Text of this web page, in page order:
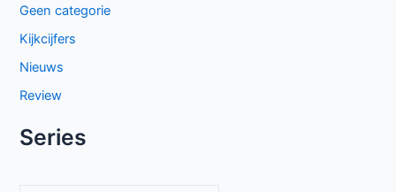
Geen categorie
Kijkcijfers
Nieuws
Review
Series